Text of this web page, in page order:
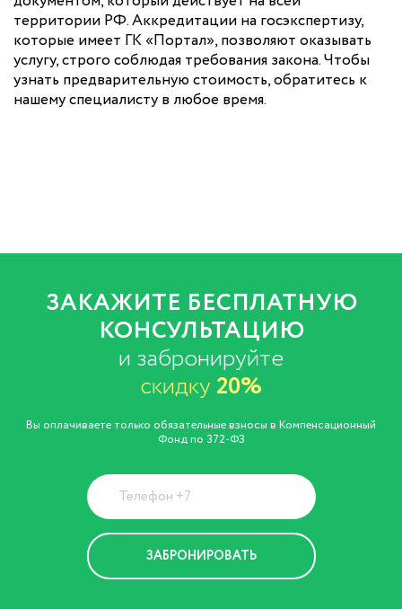
территории РФ. Аккредитации на госэкспертизу,
которые имеет ГК «Портал», позволяют оказывать
услугу, строго соблюдая требования закона. Чтобы
узнать предварительную стоимость, обратитесь к
нашему специалисту в любое время.
ЗАКАЖИТЕ БЕСПЛАТНУЮ
КОНСУЛЬТАЦИЮ
и забронируйте
скидку 20%
Вы оплачиваете только обязательные взносы в Компенсационный
Фонд по 372-ФЗ